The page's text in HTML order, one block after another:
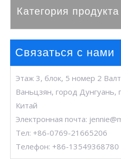
Категория продукта
Связаться с нами
Этаж 3, блок, 5 номер 2
Ваньцзян, город Дунгуань,
Китай
Электронная почта:
Тел: +86-0769-21665206
Телефон: +86-13549368780